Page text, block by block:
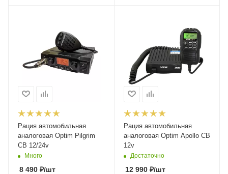
Рация автомобильная
аналоговая Optim Pilgrim
CB 12/24v
Много
8 490 ₽/шт
Рация автомобильная
аналоговая Optim Apollo CB
12v
Достаточно
12 990₽/шт